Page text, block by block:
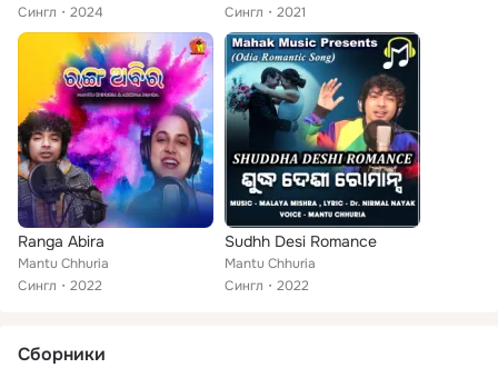
Сингл
2024
Сингл
2021
Ranga Abira
Mantu Chhuria
Сингл
2022
Sudhh Desi Romance
Mantu Chhuria
Сингл
2022
Сборники